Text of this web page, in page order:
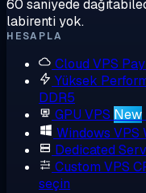
60 saniyede
labirenti yok.
HESAPLA
Cloud VPS
Yüksek
DDR5
GPU VPS New
Windows VPS
Dedicated
Custom VPS
seçin